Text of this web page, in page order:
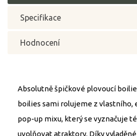
Specifikace
Hodnocení
Absolutně špičkové plovoucí
boilies sami rolujeme z vlastního,
pop-up mixu, který se vyznačuje
uvolňovat atraktory. Díky